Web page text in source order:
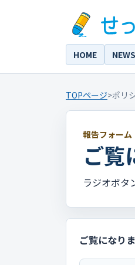
HOME NEWS
TOPページ>ポリ
報告フォーム
ご覧
ラジオボタ
ご覧になり